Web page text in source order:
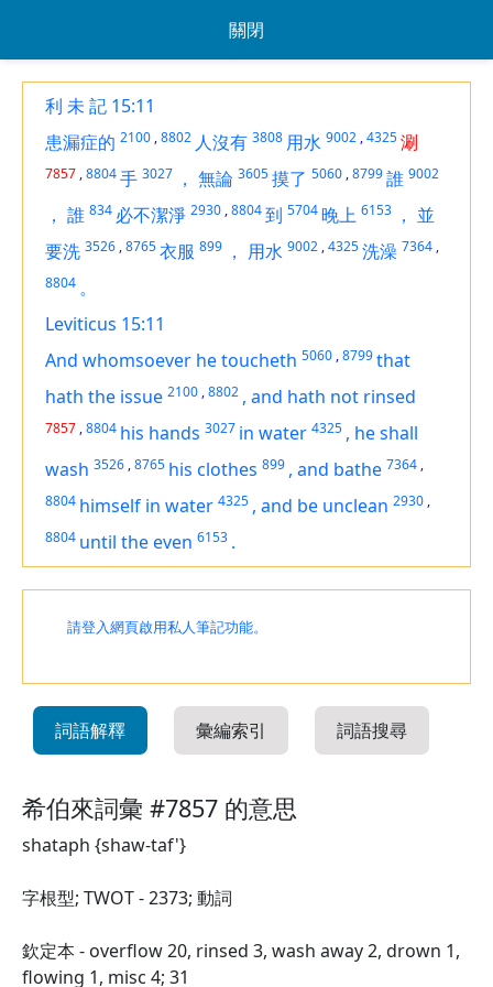
關閉
利 未 記 15:11
患漏症的 2100 ,8802 人沒有 3808 用水 9002 ,4325涮
7857 ,8804手 3027 ， 無論 3605摸了 5060 ,8799誰 9002
， 誰 834 必不潔淨 2930 ,8804到 5704晚上 6153 ， 並
要洗 3526 ,8765衣服 899 ， 用水 9002 ,4325洗澡 7364 ,
8804 。
Leviticus 15:11
And whomsoever he toucheth 5060 ,8799that
hath the issue 2100 ,8802 , and hath not rinsed
7857 ,8804 his hands 3027 in water 4325 , he shall
wash 3526 ,8765 his clothes 899 , and bathe 7364 ,
8804 himself in water 4325 , and be unclean 2930 ,
8804 until the even 6153 .
請登入網頁啟用私人筆記功能。
詞語解釋 彙編索引 詞語搜尋
希伯來詞彙 #7857 的意思
shataph {shaw-taf'}
字根型; TWOT - 2373; 動詞
欽定本 - overflow 20, rinsed 3, wash away 2, drown 1,
flowing 1, misc 4; 31